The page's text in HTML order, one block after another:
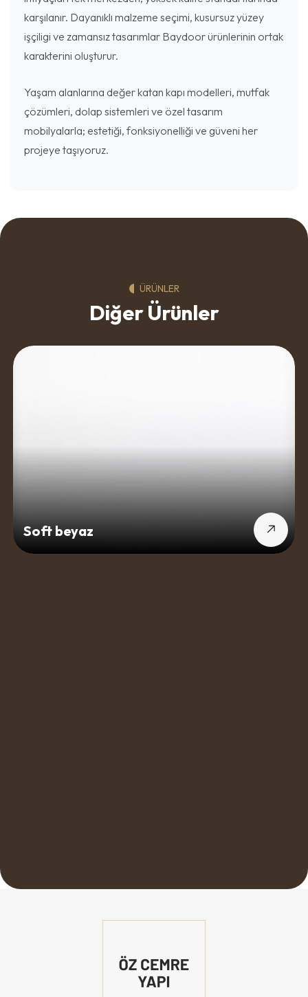
karşılanır. Dayanıklı malzeme seçimi, kusursuz yüzey
işçiligi ve zamansız tasarımlar Baydoor ürünlerinin ortak
karakterini oluşturur.
Yaşam alanlarına değer katan kapı modelleri, mutfak
çözümleri, dolap sistemleri ve özel tasarım
mobilyalarla; estetiği, fonksiyonelliği ve güveni her
projeye taşıyoruz.
ÜRÜNLER
Diğer Ürünler
Soft beyaz